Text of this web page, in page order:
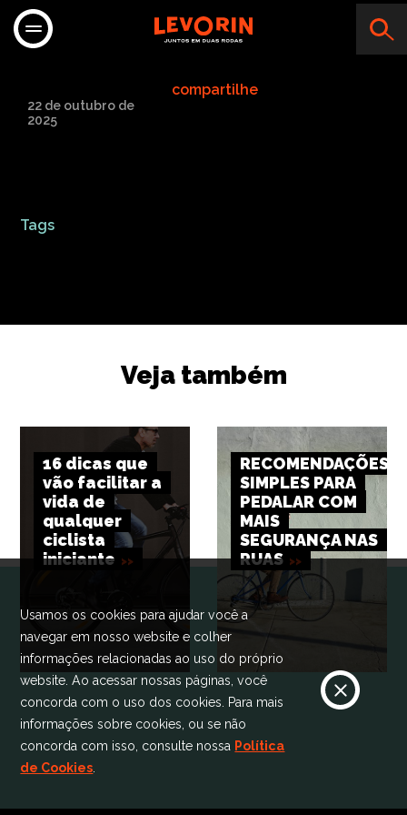
MOTO ARTE PEÇAS
22 de outubro de
2025
compartilhe
Tags
Veja também
16 dicas que
vão facilitar a
vida de
qualquer
ciclista
iniciante
RECOMENDAÇÕES
SIMPLES PARA
PEDALAR COM
MAIS
SEGURANÇA NAS
RUAS
Usamos os cookies para ajudar você a
navegar em nosso website e colher
informações relacionadas ao uso do próprio
website. Ao acessar nossas páginas, você
concorda com o uso dos cookies. Para mais
informações sobre cookies, ou se não
concorda com isso, consulte nossa Política
de Cookies